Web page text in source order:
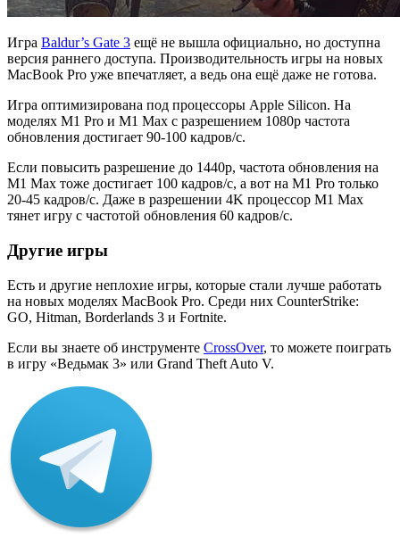
Игра Baldur’s Gate 3 ещё не вышла официально, но доступна
версия раннего доступа. Производительность игры на новых
MacBook Pro уже впечатляет, а ведь она ещё даже не готова.
Игра оптимизирована под процессоры Apple Silicon. На
моделях ‌M1‌ Pro и ‌M1 Max‌ с разрешением 1080p частота
обновления достигает 90-100 кадров/с.
Если повысить разрешение до 1440p, частота обновления на
‌M1 Max‌ тоже достигает 100 кадров/с, а вот на ‌M1‌ Pro только
20-45 кадров/с. Даже в разрешении 4K процессор ‌M1 Max
тянет игру с частотой обновления 60 кадров/с.‌
Другие игры
Есть и другие неплохие игры, которые стали лучше работать
на новых моделях MacBook Pro. Среди них CounterStrike:
GO, Hitman, Borderlands 3 и Fortnite.
Если вы знаете об инструменте CrossOver, то можете поиграть
в игру «Ведьмак 3» или Grand Theft Auto V.